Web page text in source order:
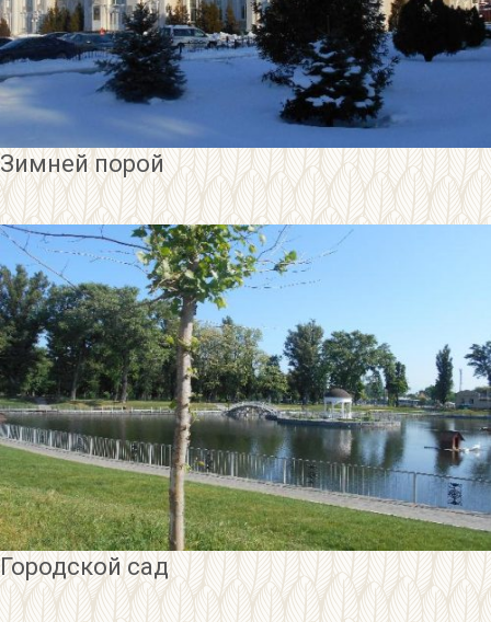
Зимней порой
Городской сад